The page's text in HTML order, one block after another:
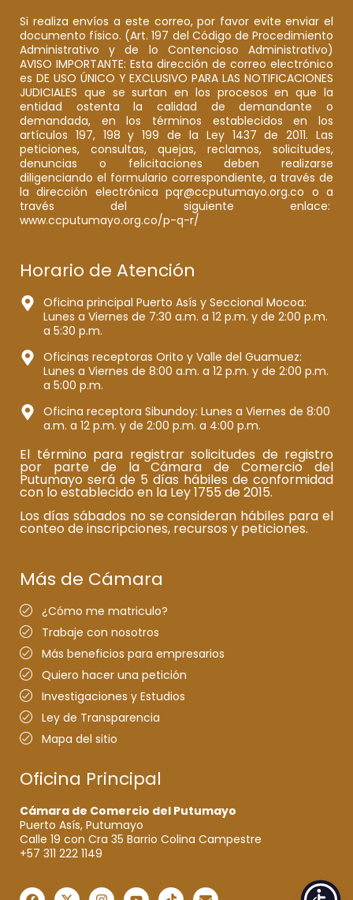
Si realiza envíos a este correo, por favor evite enviar el
documento físico. (Art. 197 del Código de Procedimiento
Administrativo y de lo Contencioso Administrativo)
AVISO IMPORTANTE: Esta dirección de correo electrónico
es DE USO ÚNICO Y EXCLUSIVO PARA LAS NOTIFICACIONES
JUDICIALES que se surtan en los procesos en que la
entidad ostenta la calidad de demandante o
demandada, en los términos establecidos en los
artículos 197, 198 y 199 de la Ley 1437 de 2011. Las
peticiones, consultas, quejas, reclamos, solicitudes,
denuncias o felicitaciones deben realizarse
diligenciando el formulario correspondiente, a través de
la dirección electrónica pqr@ccputumayo.org.co o a
través del siguiente enlace:
www.ccputumayo.org.co/p-q-r/
Horario de Atención
Oficina principal Puerto Asís y Seccional Mocoa:
Lunes a Viernes de 7:30 a.m. a 12 p.m. y de 2:00 p.m.
a 5:30 p.m.
Oficinas receptoras Orito y Valle del Guamuez:
Lunes a Viernes de 8:00 a.m. a 12 p.m. y de 2:00 p.m.
a 5:00 p.m.
Oficina receptora Sibundoy: Lunes a Viernes de 8:00
a.m. a 12 p.m. y de 2:00 p.m. a 4:00 p.m.
El término para registrar solicitudes de registro
por parte de la Cámara de Comercio del
Putumayo será de 5 días hábiles de conformidad
con lo establecido en la Ley 1755 de 2015.
Los días sábados no se consideran hábiles para el
conteo de inscripciones, recursos y peticiones.
Más de Cámara
¿Cómo me matriculo?
Trabaje con nosotros
Más beneficios para empresarios
Quiero hacer una petición
Investigaciones y Estudios
Ley de Transparencia
Mapa del sitio
Oficina Principal
Cámara de Comercio del Putumayo
Puerto Asís, Putumayo
Calle 19 con Cra 35 Barrio Colina Campestre
+57 311 222 1149